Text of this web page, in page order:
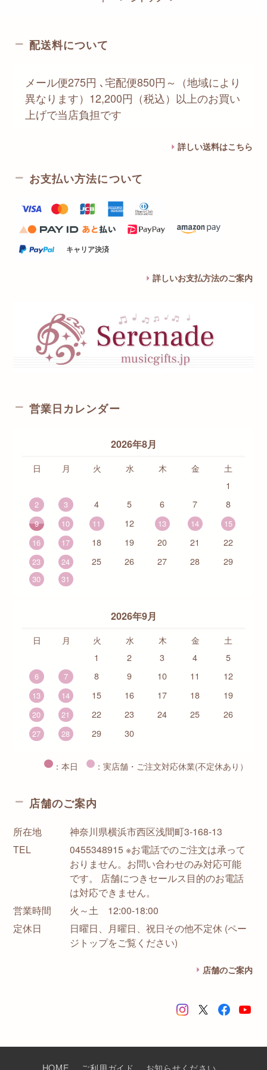
配送料について
メール便275円 ､宅配便850円～（地域により
異なります）12,200円（税込）以上のお買い
上げで当店負担です
詳しい送料はこちら
お支払い方法について
キャリア決済
詳しいお支払方法のご案内
営業日カレンダー
2026年8月
日 月 火 水 木 金
土
1
2 3 4 5 6 7 8
9 10 11 12 13 14
15
16
17 18 19 20 21 22
23 24 25 26 27 28 29
30 31
2026年9月
日 月 火 水 木 金
土
1
2 3 4 5
6 7 8 9 10 11 12
13 14 15 16 17 18 19
20 21 22 23 24 25 26
27 28 29 30
：本日 ：実店舗・ご注文対応休業(不定休あり）
店舗のご案内
所在地
神奈川県横浜市西区浅間町3-168-13
TEL
0455348915 ※お電話でのご注文は承って
おりません。お問い合わせのみ対応可能
です。 店舗につきセールス目的のお電話
は対応できません。
営業時間
火～土 12:00-18:00
定休日
日曜日、月曜日、祝日その他不定休 (ペー
ジトップをご覧ください)
店舗のご案内
HOME ご利用ガイド お知らせください